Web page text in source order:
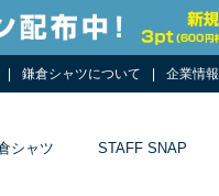
鎌倉シャツについて 企業情報
シャツ STAFF SNAP